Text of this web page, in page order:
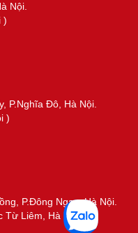
Nội.
)
P.Nghĩa Đô, Hà Nội.
)
P.Đông Ngạc, Hà Nội.
Từ Liêm, Hà Nội )